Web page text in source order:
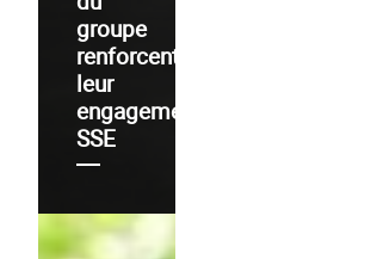
groupe
renforcent
leur
engagement
SSE